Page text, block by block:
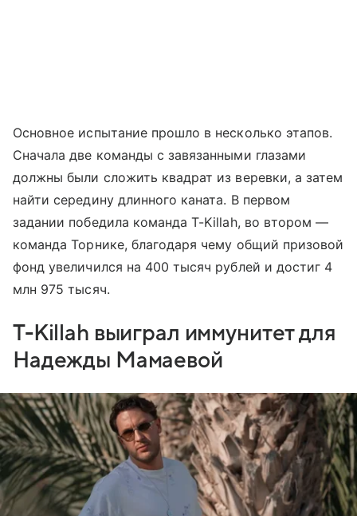
Основное испытание прошло в несколько этапов.
Сначала две команды с завязанными глазами
должны были сложить квадрат из веревки, а затем
найти середину длинного каната. В первом
задании победила команда T-Killah, во втором —
команда Торнике, благодаря чему общий призовой
фонд увеличился на 400 тысяч рублей и достиг 4
млн 975 тысяч.
T-Killah выиграл иммунитет для
Надежды Мамаевой